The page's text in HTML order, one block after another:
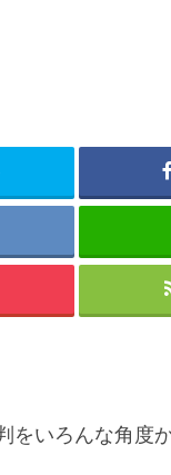
をいろんな角度